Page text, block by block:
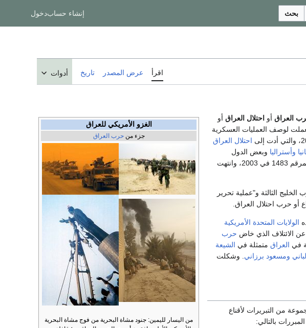
بحث إنشاء حسابدخول
اقرأ عرض المصدر تاريخ أدوات
الغزو الأمريكي للعراق
جزء منحرب العراق
من اليسار لليمين: جنود مشاة البحرية من فوج مشاة البحرية
العراق أو احتلال العراق أو
لوصف العمليات العسكرية
احتلال العراق
وأستراليا وبعض الدول
في قانونها المرقم 1483 في 2003، وانتهت
الثالثة و"عملية تحرير
حرب احتلال العراق.
الولايات المتحدة الأمريكية
عن الائتلاف الذي خاض حرب
في العراق متمثلة في الشيعة
ومسعود برزاني . وشكلت
مجموعة من التبريرات لأقناع
بالتالي: